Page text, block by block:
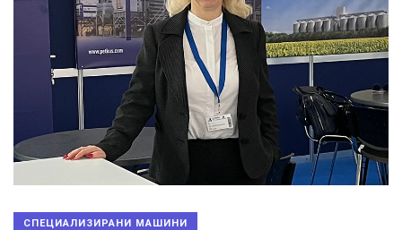
СПЕЦИАЛИЗИРАНИ МАШИНИ